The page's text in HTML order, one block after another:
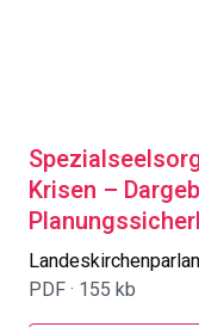
Krisen –
PDF · 155 kb